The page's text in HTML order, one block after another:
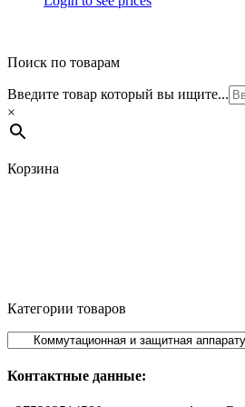
Поиск по товарам
Введите товар который вы ищите...
×
Корзина
Категории товаров
Контактные данные: